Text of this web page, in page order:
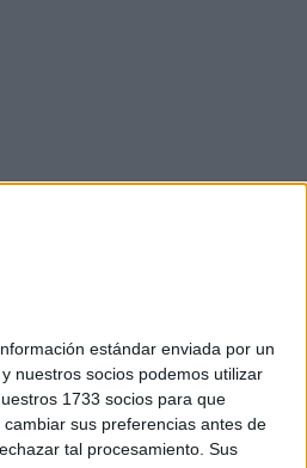
estándar enviada por un
nuestros socios podemos utilizar
1733 socios para que
sus preferencias antes de
tal procesamiento. Sus